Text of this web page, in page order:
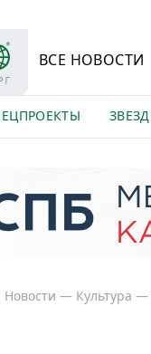
ВСЕ НОВОСТИ
ИНН: 7831000027
Новости — Культура —